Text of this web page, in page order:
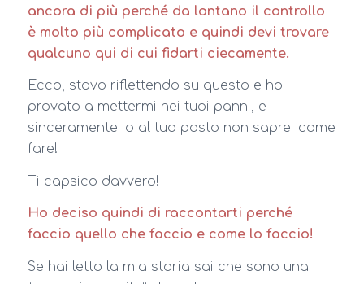
ancora di più perché da lontano il controllo
è molto più complicato e quindi devi trovare
qualcuno qui di cui fidarti ciecamente.
Ecco, stavo riflettendo su questo e ho
provato a mettermi nei tuoi panni, e
sinceramente io al tuo posto non saprei come
fare!
Ti capsico davvero!
Ho deciso quindi di raccontarti perché
faccio quello che faccio e come lo faccio!
Se hai letto la mia storia sai che sono una